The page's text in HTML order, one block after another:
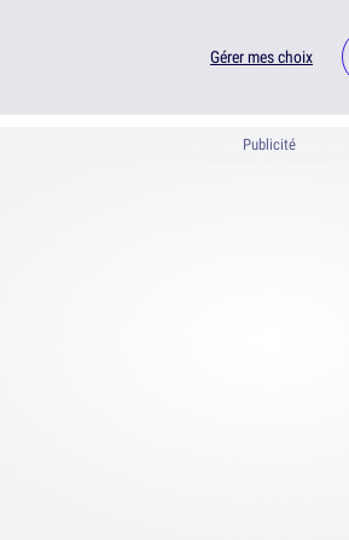
Gérer mes choix
Publicité